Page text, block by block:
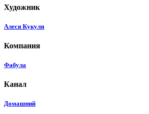
Художник
Алеся Кукуля
Компания
Фабула
Канал
Домашний